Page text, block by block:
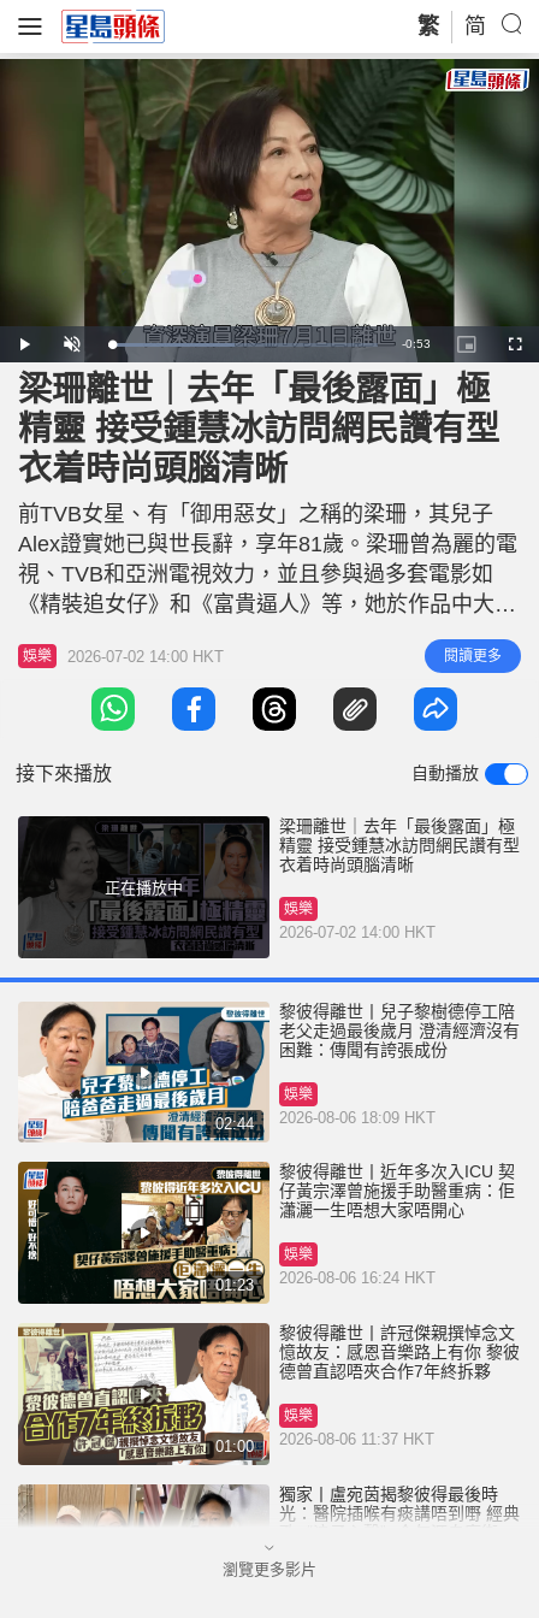
繁 简
P
l
a
y
U
n
m
u
e
L
o
a
d
:
4
6
.
9
4
R
e
m
n
n
-0:53
P
i
c
t
u
r
e
-
i
c
t
r
e
F
u
梁珊離世｜去年「最後露面」極
精靈 接受鍾慧冰訪問網民讚有型
衣着時尚頭腦清晰
前TVB女星、有「御用惡女」之稱的梁珊，其兒子
Alex證實她已與世長辭，享年81歲。梁珊曾為麗的電
視、TVB和亞洲電視效力，並且參與過多套電影如
《精裝追女仔》和《富貴逼人》等，她於作品中大多
潑辣毒舌，惡女形象令人留下極深印象。 梁珊去年5
月接受鍾慧冰訪問 梁珊對上一次於公眾視野出現，
是去年5月尾接受鍾慧冰的YouTube的節目《冰姐的
花樣人生》訪問，當時已經80歲的梁珊，氣色絕佳反
娛樂 2026-07-02 14:00 HKT 閱讀更多
接下來播放 自動播放
正在播放中
梁珊離世｜去年「最後露面」極
精靈 接受鍾慧冰訪問網民讚有型
衣着時尚頭腦清晰
娛樂
2026-07-02 14:00 HKT
02:44
黎彼得離世丨兒子黎樹德停工陪
老父走過最後歲月 澄清經濟沒有
困難：傳聞有誇張成份
娛樂
2026-08-06 18:09 HKT
01:23
黎彼得離世丨近年多次入ICU 契
仔黃宗澤曾施援手助醫重病：佢
瀟灑一生唔想大家唔開心
娛樂
2026-08-06 16:24 HKT
01:00
黎彼得離世丨許冠傑親撰悼念文
憶故友：感恩音樂路上有你 黎彼
德曾直認唔夾合作7年終拆夥
娛樂
2026-08-06 11:37 HKT
獨家丨盧宛茵揭黎彼得最後時
光：醫院插喉有痰講唔到嘢 經典
娛樂
瀏覽更多影片